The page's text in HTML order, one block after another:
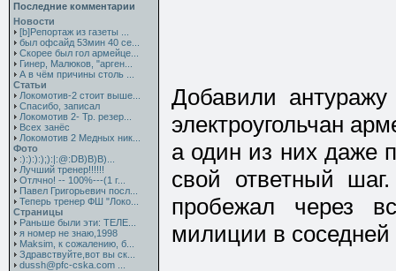
Последние комментарии
Новости
[b]Репортаж из газеты ...
был офсайд 53мин 40 се...
Скорее был гол армейце...
Гинер, Малюков, "арген...
А в чём причины столь ...
Статьи
Локомотив-2 стоит выше...
Спасибо, записал
Локомотив 2- Тр. резер...
Всех занёс
Локомотив 2 Медных ник...
Фото
:):):):);):|:@:DB)B)B)...
Лучший тренер!!!!!!
Отлчно! -- 100%---(1 г...
Павел Григорьевич посл...
Теперь тренер ФШ "Локо...
Страницы
Раньше были эти: ТЕЛЕ...
я номер не знаю,1998
Maksim, к сожалению, б...
Здравствуйте,вот вы ск...
dussh@pfc-cska.com ...
Добавили
электроугольчан
а один из них даже
свой ответный
пробежал через
милиции в